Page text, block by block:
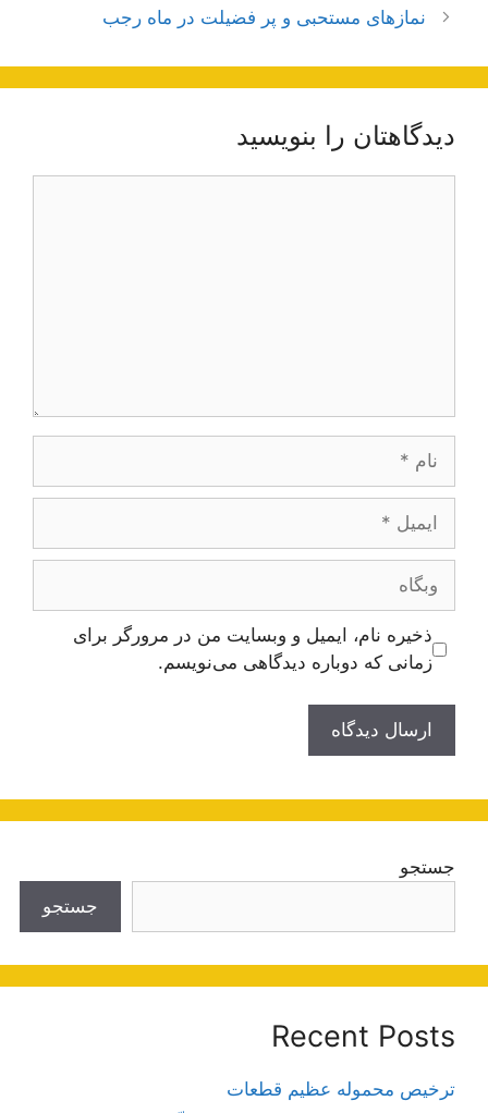
نوشته‌هانمازهای مستحبی و پر فضیلت در ماه رجب
دیدگاهتان را بنویسید
ایمیل
وبگاه
ذخیره نام، ایمیل و وبسایت من در مرورگر برای
زمانی که دوباره دیدگاهی می‌نویسم.
جستجو
جستجو
Recent Posts
ترخیص محموله عظیم قطعات